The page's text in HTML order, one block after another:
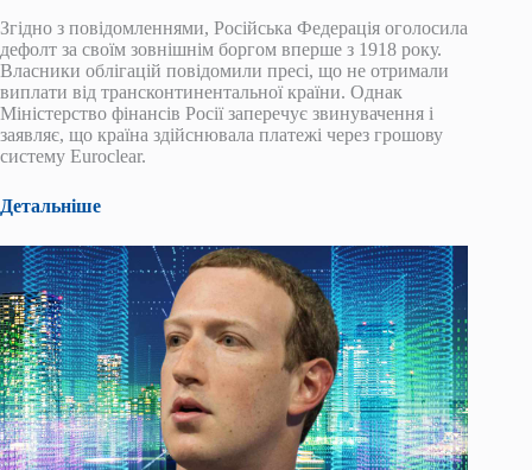
Згідно з повідомленнями, Російська Федерація оголосила
дефолт за своїм зовнішнім боргом вперше з 1918 року.
Власники облігацій повідомили пресі, що не отримали
виплати від трансконтинентальної країни. Однак
Міністерство фінансів Росії заперечує звинувачення і
заявляє, що країна здійснювала платежі через грошову
систему Euroclear.
Детальніше